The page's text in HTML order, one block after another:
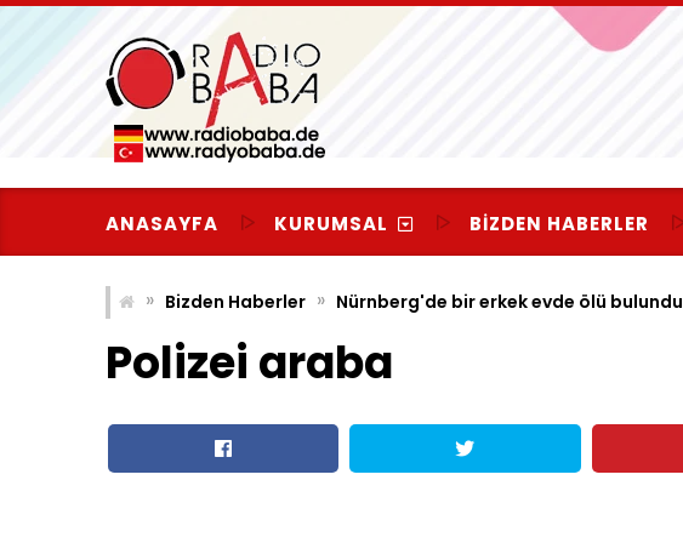
Skip
content
ANASAYFA KURUMSAL BIZDEN HABERLER
» Bizden Haberler » Nürnberg'de bir erkek evde ölü bulundu
Polizei araba